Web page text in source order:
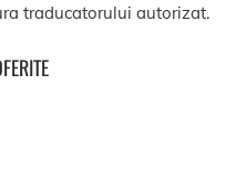
traducatorului autorizat.